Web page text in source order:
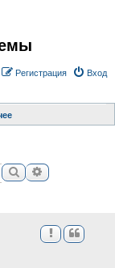
Вход
Регистрация
ПоискРасширенный